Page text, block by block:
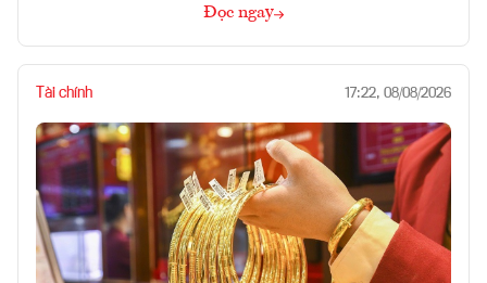
Đọc ngay
Tài chính 17:22, 08/08/2026